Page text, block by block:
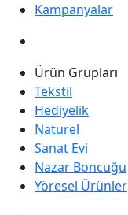
Kampanyalar
Ürün Grupları
Tekstil
Hediyelik
Naturel
Sanat Evi
Nazar Boncuğu
Yöresel Ürünler